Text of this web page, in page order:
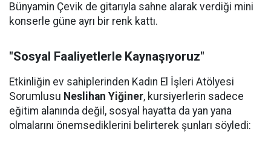
Bünyamin Çevik de gitarıyla sahne alarak verdiği mini
konserle güne ayrı bir renk kattı.
"Sosyal Faaliyetlerle Kaynaşıyoruz"
Etkinliğin ev sahiplerinden Kadın El İşleri Atölyesi
Sorumlusu Neslihan Yiğiner, kursiyerlerin sadece
eğitim alanında değil, sosyal hayatta da yan yana
olmalarını önemsediklerini belirterek şunları söyledi: